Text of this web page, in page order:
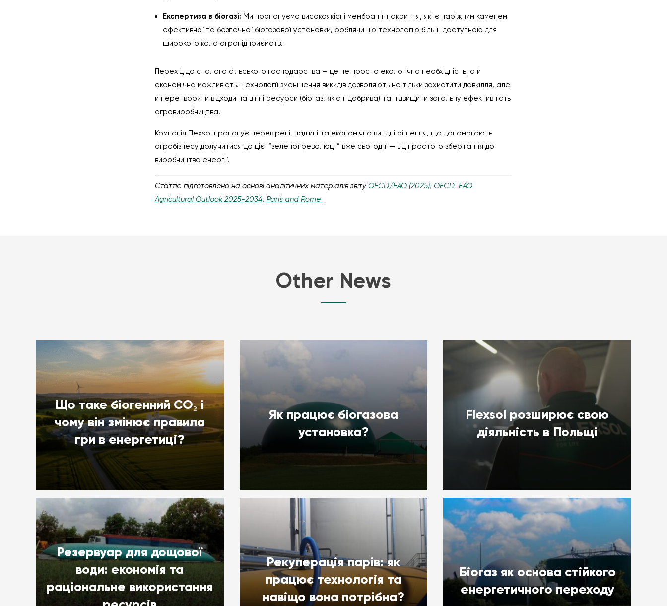
Експертиза в біогазі: Ми пропонуємо високоякісні мембранні накриття, які є наріжним каменем
ефективної та безпечної біогазової установки, роблячи цю технологію більш доступною для
широкого кола агропідприємств.
Перехід до сталого сільського господарства — це не просто екологічна необхідність, а й
економічна можливість. Технології зменшення викидів дозволяють не тільки захистити довкілля, але
й перетворити відходи на цінні ресурси (біогаз, якісні добрива) та підвищити загальну ефективність
агровиробництва.
Компанія Flexsol пропонує перевірені, надійні та економічно вигідні рішення, що допомагають
агробізнесу долучитися до цієї “зеленої революції” вже сьогодні — від простого зберігання до
виробництва енергії.
Статтю підготовлено на основі аналітичних матеріалів звіту OECD/FAO (2025), OECD-FAO
Agricultural Outlook 2025-2034, Paris and Rome
Other News
Що таке біогенний CO₂ і
чому він змінює правила
гри в енергетиці?
Як працює біогазова
установка?
Flexsol розширює свою
діяльність в Польщі
Резервуар для дощової
води: економія та
раціональне використання
Рекуперація парів: як
працює технологія та
навіщо вона потрібна?
Біогаз як основа стійкого
енергетичного переходу